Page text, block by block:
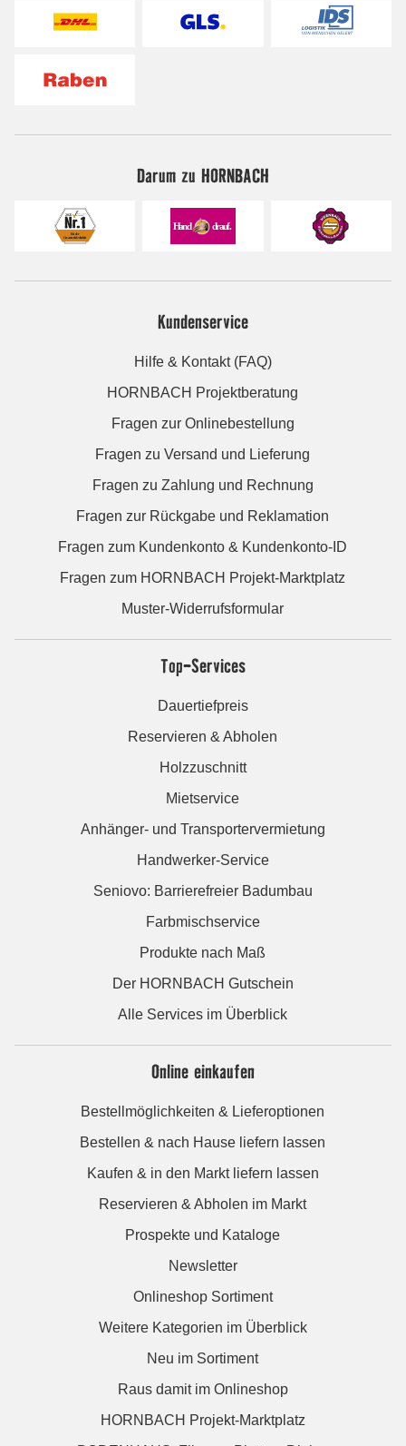
Darum zu HORNBACH
Kundenservice
Hilfe & Kontakt (FAQ)
HORNBACH Projektberatung
Fragen zur Onlinebestellung
Fragen zu Versand und Lieferung
Fragen zu Zahlung und Rechnung
Fragen zur Rückgabe und Reklamation
Fragen zum Kundenkonto & Kundenkonto-ID
Fragen zum HORNBACH Projekt-Marktplatz
Muster-Widerrufsformular
Top-Services
Dauertiefpreis
Reservieren & Abholen
Holzzuschnitt
Mietservice
Anhänger- und Transportervermietung
Handwerker-Service
Seniovo: Barrierefreier Badumbau
Farbmischservice
Produkte nach Maß
Der HORNBACH Gutschein
Alle Services im Überblick
Online einkaufen
Bestellmöglichkeiten & Lieferoptionen
Bestellen & nach Hause liefern lassen
Kaufen & in den Markt liefern lassen
Reservieren & Abholen im Markt
Prospekte und Kataloge
Newsletter
Onlineshop Sortiment
Weitere Kategorien im Überblick
Neu im Sortiment
Raus damit im Onlineshop
HORNBACH Projekt-Marktplatz